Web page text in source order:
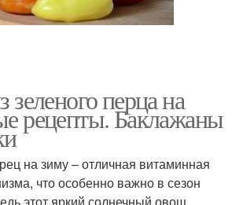
зеленого перца на
рецепты. Баклажаны
на зиму – отличная витаминная
что особенно важно в сезон